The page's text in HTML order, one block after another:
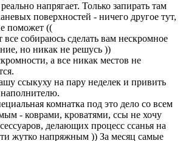
напрягает. Только запирать там
поверхностей - ничего другое тут,
поможет ((
все собираюсь сделать вам нескромное
но никак не решусь ))
а все никак местов не
ссыкуху на пару неделек и привить
комнатка под это дело со всем
- коврами, кроватями, ссы не хочу
делающих процесс ссанья на
жутко напряжным )) За месяц самые